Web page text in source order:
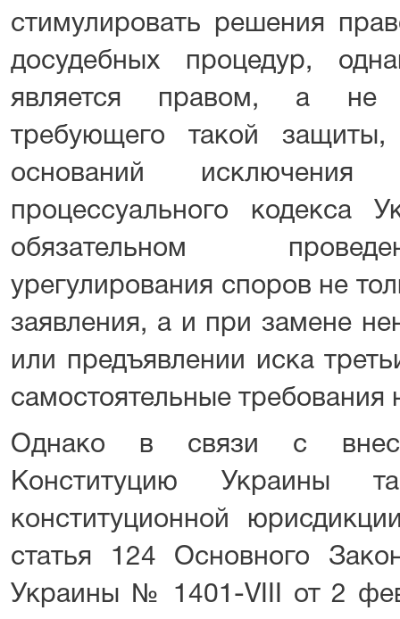
стимулировать решения
досудебных процедур,
является правом, а не
требующего такой
оснований исключения
процессуального кодекса
обязательном
урегулирования споров не
заявления, а и при замене
или предъявлении иска
самостоятельные требования
Однако в связи с
Конституцию Украины
конституционной
статья 124 Основного
Украины № 1401-VIII от 2